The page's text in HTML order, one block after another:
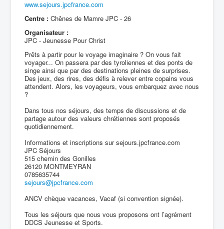
www.sejours.jpcfrance.com
Centre : Chênes de Mamre JPC - 26
Organisateur :
JPC - Jeunesse Pour Christ
Prêts à partir pour le voyage imaginaire ? On vous fait
voyager... On passera par des tyroliennes et des ponts de
singe ainsi que par des destinations pleines de surprises.
Des jeux, des rires, des défis à relever entre copains vous
attendent. Alors, les voyageurs, vous embarquez avec nous
?
Dans tous nos séjours, des temps de discussions et de
partage autour des valeurs chrétiennes sont proposés
quotidiennement.
Informations et inscriptions sur sejours.jpcfrance.com
JPC Séjours
515 chemin des Gonilles
26120 MONTMEYRAN
0785635744
sejours@jpcfrance.com
ANCV chèque vacances, Vacaf (si convention signée).
Tous les séjours que nous vous proposons ont l’agrément
DDCS Jeunesse et Sports.